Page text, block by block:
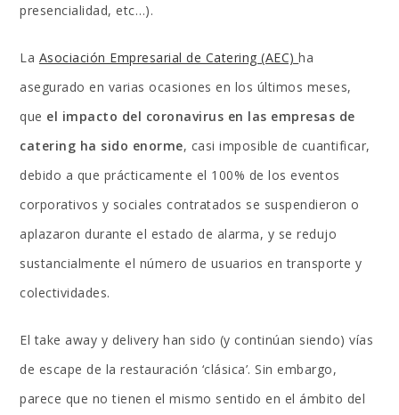
presencialidad, etc…).
La Asociación Empresarial de Catering (AEC)ha
asegurado en varias ocasiones en los últimos meses,
que el impacto del coronavirus en las empresas de
catering ha sido enorme, casi imposible de cuantificar,
debido a que prácticamente el 100% de los eventos
corporativos y sociales contratados se suspendieron o
aplazaron durante el estado de alarma, y se redujo
sustancialmente el número de usuarios en transporte y
colectividades.
El take away y delivery han sido (y continúan siendo) vías
de escape de la restauración ‘clásica’. Sin embargo,
parece que no tienen el mismo sentido en el ámbito del